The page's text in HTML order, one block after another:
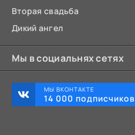
Вторая свадьба
Дикий ангел
Мы в социальнях сетях
МЫ ВКОНТАКТЕ
14 000 подписчиков